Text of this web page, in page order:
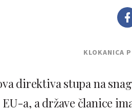
KLOKANICA
direktiva stupa na
EU-a, a države članice